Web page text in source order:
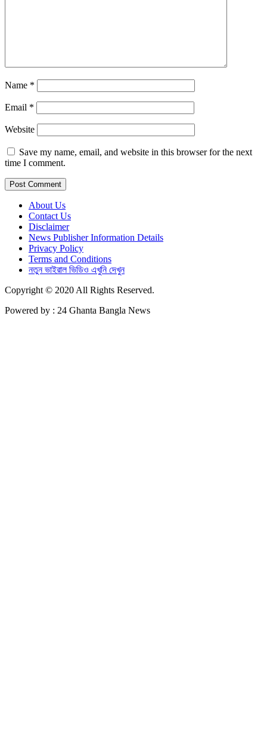
Name *
Email *
Website
Save my name, email, and website in this browser for the next
time I comment.
About Us
Contact Us
Disclaimer
News Publisher Information Details
Privacy Policy
Terms and Conditions
নতুন ভাইরাল ভিডিও এখুনি দেখুন
Copyright © 2020 All Rights Reserved.
Powered by : 24 Ghanta Bangla News